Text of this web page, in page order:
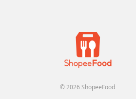
© 2026 ShopeeFood